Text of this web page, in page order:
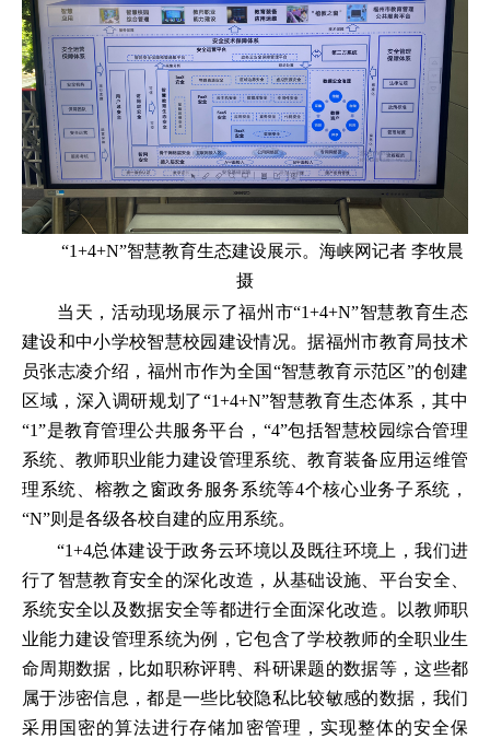
“1+4+N”智慧教育生态建设展示。海峡网记者 李牧晨
摄
当天，活动现场展示了福州市“1+4+N”智慧教育生态
建设和中小学校智慧校园建设情况。据福州市教育局技术
员张志凌介绍，福州市作为全国“智慧教育示范区”的创建
区域，深入调研规划了“1+4+N”智慧教育生态体系，其中
“1”是教育管理公共服务平台，“4”包括智慧校园综合管理
系统、教师职业能力建设管理系统、教育装备应用运维管
理系统、榕教之窗政务服务系统等4个核心业务子系统，
“N”则是各级各校自建的应用系统。
“1+4总体建设于政务云环境以及既往环境上，我们进
行了智慧教育安全的深化改造，从基础设施、平台安全、
系统安全以及数据安全等都进行全面深化改造。以教师职
业能力建设管理系统为例，它包含了学校教师的全职业生
命周期数据，比如职称评聘、科研课题的数据等，这些都
属于涉密信息，都是一些比较隐私比较敏感的数据，我们
采用国密的算法进行存储加密管理，实现整体的安全保